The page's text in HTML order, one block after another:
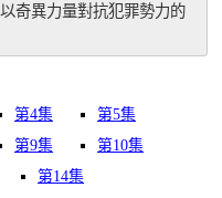
奇異力量對抗犯罪勢力的
第4集
第5集
第9集
第10集
第14集